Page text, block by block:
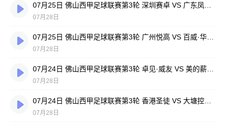
07月28日
07月28日
07月28日
07月28日